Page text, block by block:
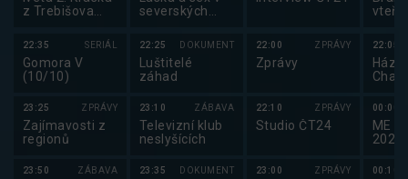
z Trebišova
22:35 SERIÁL
Gomora V
(10/10)
23:25 ZPRÁVY
Zajímavosti z
regionů
23:50 ZÁBAVA
severských
22:25 DOKUMENT
Luštitelé
záhad
23:10 ZÁBAVA
Televizní klub
neslyšících
23:35 DOKUMENT
22:00 ZPRÁVY
Zprávy
22:10 ZPRÁVY
Studio ČT24
23:00 ZPRÁVY
22:05
00:00
ME v
2025
00:10